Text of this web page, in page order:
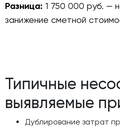
Разница: 1 750 000 руб. —
занижение сметной
Типичные
выявляемые
Дублирование затрат